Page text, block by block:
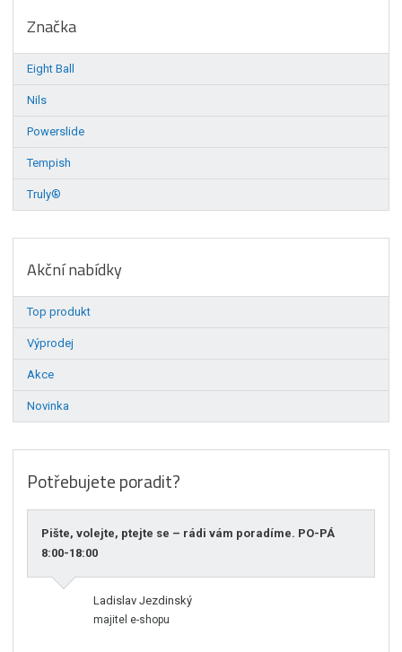
Značka
Eight Ball
Nils
Powerslide
Tempish
Truly®
Akční nabídky
Top produkt
Výprodej
Akce
Novinka
Potřebujete poradit?
Pište, volejte, ptejte se – rádi vám poradíme. PO-PÁ
8:00-18:00
Ladislav Jezdinský
majitel e-shopu